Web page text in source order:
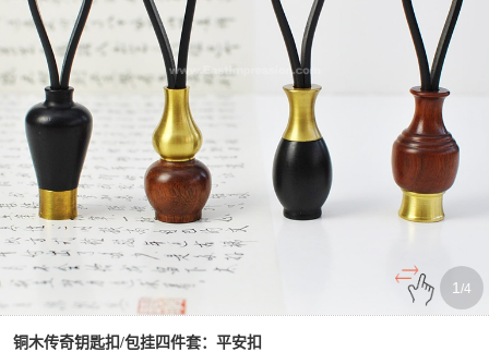
1 /4
铜木传奇钥匙扣/包挂四件套：平安扣